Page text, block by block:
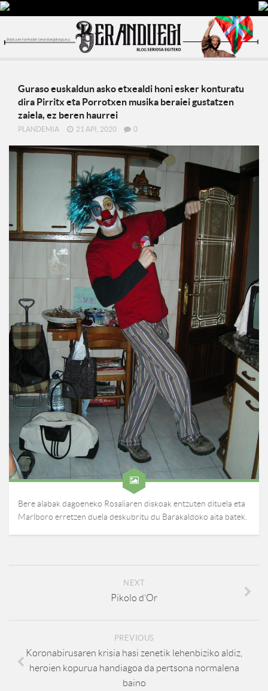
Guraso euskaldun asko etxealdi honi esker konturatu
dira Pirritx eta Porrotxen musika beraiei gustatzen
zaiela, ez beren haurrei
PLANDEMIA 21 API, 2020 0
Bere alabak dagoeneko Rosaliaren diskoak entzuten dituela eta
Marlboro erretzen duela deskubritu du Barakaldoko aita batek.
NEXT
Pikolo d’Or
PREVIOUS
Koronabirusaren krisia hasi zenetik lehenbiziko aldiz,
heroien kopurua handiagoa da pertsona normalena
baino